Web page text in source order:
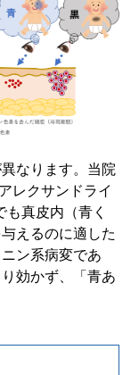
なります。当院
レクサンドライ
真皮内（青く
えるのに適した
ン系病変であ
効かず、「青あ